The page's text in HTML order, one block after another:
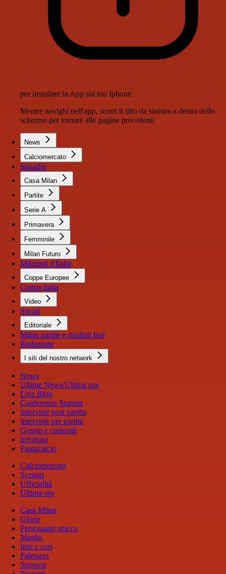
per installare la App sul tuo Iphone.
Mentre navighi nell'app, scorri il dito da sinistra a destra dello
schermo per tornare alle pagine precedenti
News
Calciomercato
Squadra
Casa Milan
Partite
Serie A
Primavera
Femminile
Milan Futuro
Milanisti d'Italia
Coppe Europee
Coppa italia
Video
Social
Editoriale
Milan partite e risultati live
Redazione
I siti del nostro network
News
Ultime News/Ultima ora
Live Blog
Conferenze Stampa
Interviste post partita
Interviste pre partita
Gossip e curiosità
Infortuni
Fantacalcio
Calciomercato
Scenari
Ufficialità
Ultima ora
Casa Milan
Glorie
Personaggi spicco
Maglia
Inni e cori
Palmares
Sponsor